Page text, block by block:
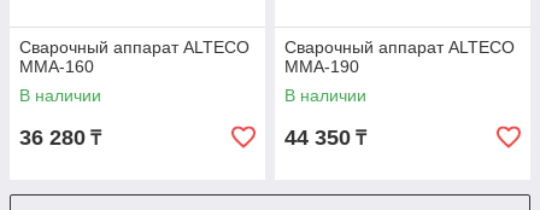
Сварочный аппарат ALTECO
MMA-160
В наличии
36 280 ₸
Сварочный аппарат ALTECO
MMA-190
В наличии
44 350 ₸